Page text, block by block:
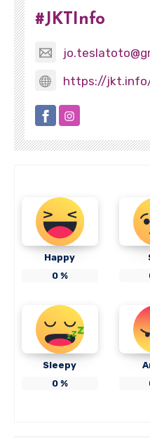
#JKTInfo
https://
Happy
0%
Sleepy
0%